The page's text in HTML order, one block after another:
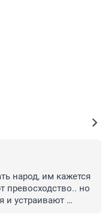
народ, им кажется
превосходство.. но
и устраивают